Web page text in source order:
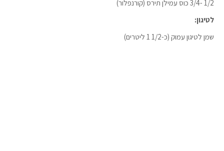
1/2 -3/4 כוס עמילן תירס (קורנפלור)
לטיגון:
שמן לטיגון עמוק (כ-1/2 1 ליטרים)